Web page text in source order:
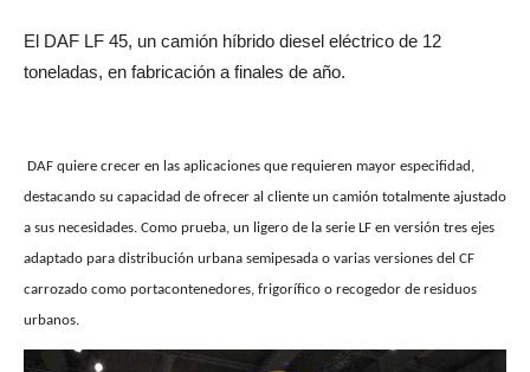
El DAF LF 45, un camión híbrido diesel eléctrico de 12
toneladas, en fabricación a finales de año.
DAF quiere crecer en las aplicaciones que requieren mayor especifidad,
destacando su capacidad de ofrecer al cliente un camión totalmente ajustado
a sus necesidades. Como prueba, un ligero de la serie LF en versión tres ejes
adaptado para distribución urbana semipesada o varias versiones del CF
carrozado como portacontenedores, frigorífico o recogedor de residuos
urbanos.